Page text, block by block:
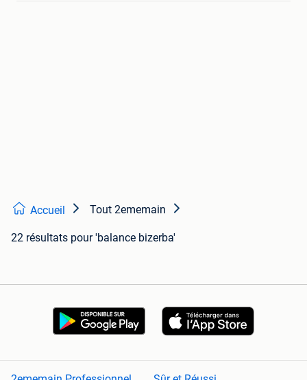
Accueil Tout 2ememain
22 résultats pour 'balance bizerba'